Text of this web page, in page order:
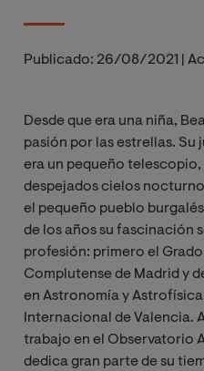
Publicado: 26/08/2021
Desde que era una niña,
pasión por las estrellas.
era un pequeño
despejados cielos
el pequeño pueblo
de los años su fascinación
profesión: primero el
Complutense de Madrid y
en Astronomía y Astrofísica
Internacional de Valencia.
trabajo en el Observatorio
dedica gran parte de su